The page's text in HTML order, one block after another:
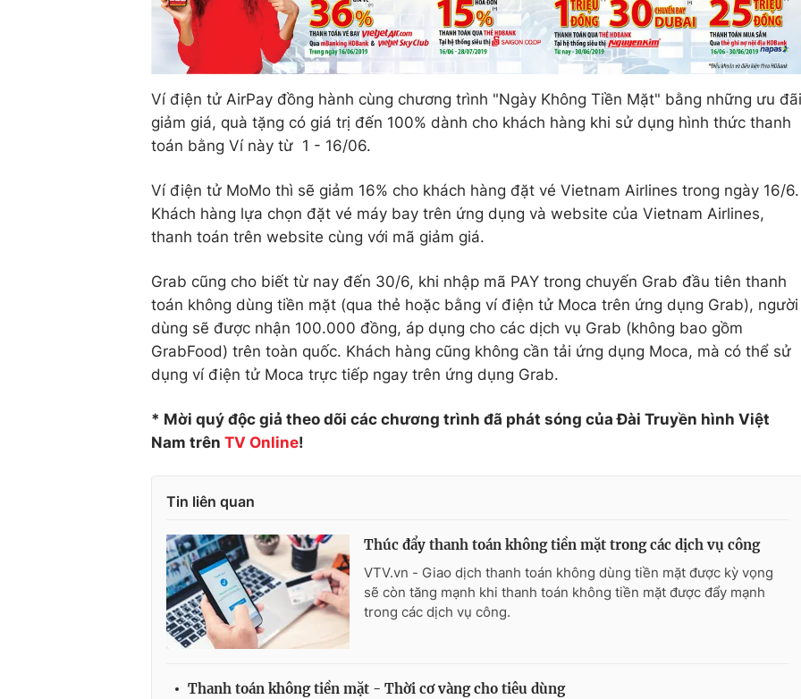
Ví điện tử AirPay đồng hành cùng chương trình "Ngày Không Tiền Mặt" bằng những ưu đãi
giảm giá, quà tặng có giá trị đến 100% dành cho khách hàng khi sử dụng hình thức thanh
toán bằng Ví này từ 1 - 16/06.
Ví điện tử MoMo thì sẽ giảm 16% cho khách hàng đặt vé Vietnam Airlines trong ngày 16/6.
Khách hàng lựa chọn đặt vé máy bay trên ứng dụng và website của Vietnam Airlines,
thanh toán trên website cùng với mã giảm giá.
Grab cũng cho biết từ nay đến 30/6, khi nhập mã PAY trong chuyến Grab đầu tiên thanh
toán không dùng tiền mặt (qua thẻ hoặc bằng ví điện tử Moca trên ứng dụng Grab), người
dùng sẽ được nhận 100.000 đồng, áp dụng cho các dịch vụ Grab (không bao gồm
GrabFood) trên toàn quốc. Khách hàng cũng không cần tải ứng dụng Moca, mà có thể sử
dụng ví điện tử Moca trực tiếp ngay trên ứng dụng Grab.
* Mời quý độc giả theo dõi các chương trình đã phát sóng của Đài Truyền hình Việt
Nam trên TV Online!
Tin liên quan
Thúc đẩy thanh toán không tiền mặt trong các dịch vụ công
VTV.vn - Giao dịch thanh toán không dùng tiền mặt được kỳ vọng
sẽ còn tăng mạnh khi thanh toán không tiền mặt được đẩy mạnh
trong các dịch vụ công.
Thanh toán không tiền mặt - Thời cơ vàng cho tiêu dùng